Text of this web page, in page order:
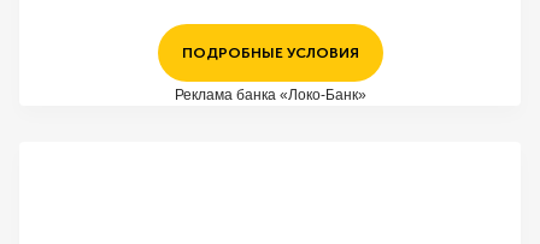
ПОДРОБНЫЕ УСЛОВИЯ
Реклама банка «Локо-Банк»